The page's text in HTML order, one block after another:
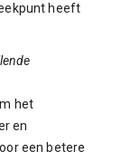
heeft
het
en
een betere